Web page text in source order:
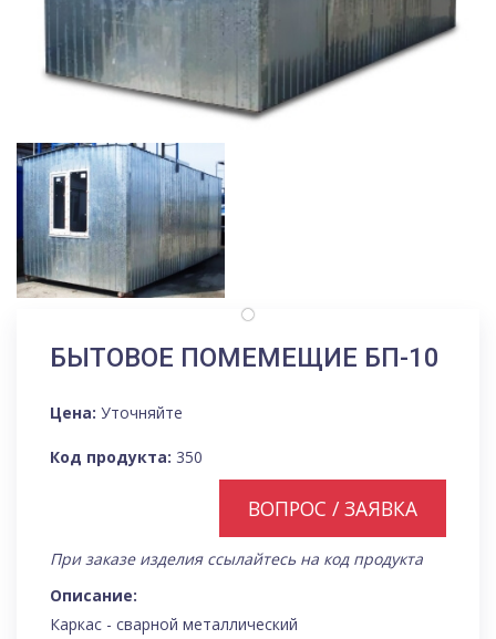
БЫТОВОЕ ПОМЕМЕЩИЕ БП-10
Цена: Уточняйте
Код продукта: 350
ВОПРОС / ЗАЯВКА
При заказе изделия ссылайтесь на код продукта
Описание:
Каркас - сварной металлический